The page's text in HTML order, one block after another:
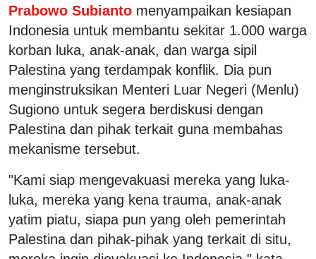
Prabowo Subianto menyampaikan kesiapan
Indonesia untuk membantu sekitar 1.000 warga
korban luka, anak-anak, dan warga sipil
Palestina yang terdampak konflik. Dia pun
menginstruksikan Menteri Luar Negeri (Menlu)
Sugiono untuk segera berdiskusi dengan
Palestina dan pihak terkait guna membahas
mekanisme tersebut.
"Kami siap mengevakuasi mereka yang luka-
luka, mereka yang kena trauma, anak-anak
yatim piatu, siapa pun yang oleh pemerintah
Palestina dan pihak-pihak yang terkait di situ,